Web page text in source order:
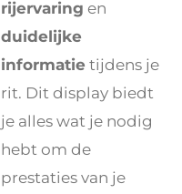
rijervaring en
duidelijke
informatie tijdens je
rit. Dit display biedt
je alles wat je nodig
hebt om de
prestaties van je